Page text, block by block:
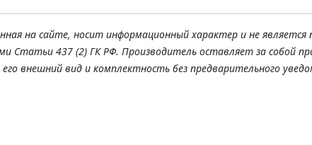
на сайте, носит информационный характер и не является
Статьи 437 (2) ГК РФ. Производитель оставляет за собой
внешний вид и комплектность без предварительного